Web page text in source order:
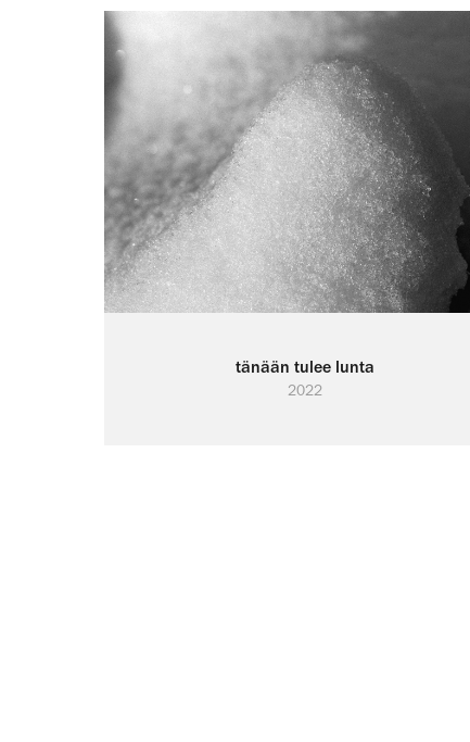
tänään tulee lunta
2022